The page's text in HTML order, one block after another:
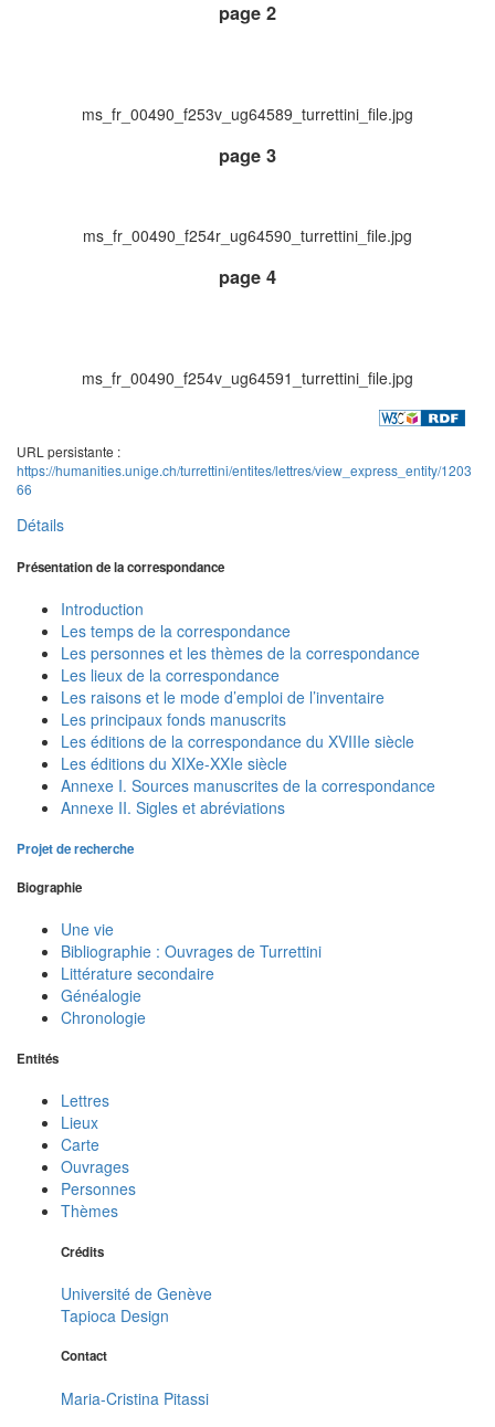
page 2
ms_fr_00490_f253v_ug64589_turrettini_file.jpg
page 3
ms_fr_00490_f254r_ug64590_turrettini_file.jpg
page 4
ms_fr_00490_f254v_ug64591_turrettini_file.jpg
URL persistante :
https://humanities.unige.ch/turrettini/entites/lettres/view_express_entity/1203
66
Détails
Présentation de la correspondance
Introduction
Les temps de la correspondance
Les personnes et les thèmes de la correspondance
Les lieux de la correspondance
Les raisons et le mode d’emploi de l’inventaire
Les principaux fonds manuscrits
Les éditions de la correspondance du XVIIIe siècle
Les éditions du XIXe-XXIe siècle
Annexe I. Sources manuscrites de la correspondance
Annexe II. Sigles et abréviations
Projet de recherche
Biographie
Une vie
Bibliographie : Ouvrages de Turrettini
Littérature secondaire
Généalogie
Chronologie
Entités
Lettres
Lieux
Carte
Ouvrages
Personnes
Thèmes
Crédits
Université de Genève
Tapioca Design
Contact
Maria-Cristina Pitassi